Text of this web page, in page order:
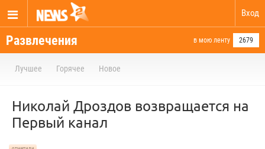
Вход
Развлечения в мою ленту 2679
Лучшее Горячее Новое
Николай Дроздов возвращается на
Первый канал